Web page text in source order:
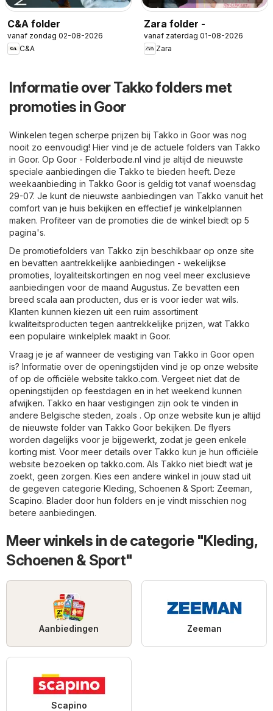
C&A folder
vanaf zondag 02-08-2026
C&A
Zara folder -
vanaf zaterdag 01-08-2026
Zara
Informatie over Takko folders met
promoties in Goor
Winkelen tegen scherpe prijzen bij Takko in Goor was nog
nooit zo eenvoudig! Hier vind je de actuele folders van Takko
in Goor. Op Goor - Folderbode.nl vind je altijd de nieuwste
speciale aanbiedingen die Takko te bieden heeft. Deze
weekaanbieding in Takko Goor is geldig tot vanaf woensdag
29-07. Je kunt de nieuwste aanbiedingen van Takko vanuit het
comfort van je huis bekijken en effectief je winkelplannen
maken. Profiteer van de promoties die de winkel biedt op 5
pagina's.
De promotiefolders van Takko zijn beschikbaar op onze site
en bevatten aantrekkelijke aanbiedingen - wekelijkse
promoties, loyaliteitskortingen en nog veel meer exclusieve
aanbiedingen voor de maand Augustus. Ze bevatten een
breed scala aan producten, dus er is voor ieder wat wils.
Klanten kunnen kiezen uit een ruim assortiment
kwaliteitsproducten tegen aantrekkelijke prijzen, wat Takko
een populaire winkelplek maakt in Goor.
Vraag je je af wanneer de vestiging van Takko in Goor open
is? Informatie over de openingstijden vind je op onze website
of op de officiële websitetakko.com. Vergeet niet dat de
openingstijden op feestdagen en in het weekend kunnen
afwijken. Takko en haar vestigingen zijn ook te vinden in
andere Belgische steden, zoals . Op onze website kun je altijd
de nieuwste folder van Takko Goor bekijken. De flyers
worden dagelijks voor je bijgewerkt, zodat je geen enkele
korting mist. Voor meer details over Takko kun je hun officiële
website bezoeken optakko.com. Als Takko niet biedt wat je
zoekt, geen zorgen. Kies een andere winkel in jouw stad uit
de gegeven categorie Kleding, Schoenen & Sport: Zeeman
Scapino. Blader door hun folders en je vindt misschien nog
betere aanbiedingen.
Meer winkels in de categorie "Kleding,
Schoenen & Sport"
Aanbiedingen Zeeman
Scapino